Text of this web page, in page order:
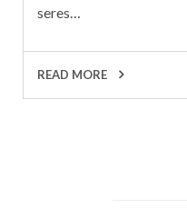
seres…
READ MORE